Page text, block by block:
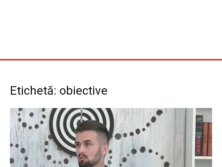
Etichetă: obiective